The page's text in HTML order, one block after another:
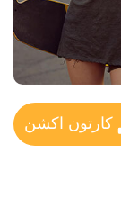
كارتون اكشن